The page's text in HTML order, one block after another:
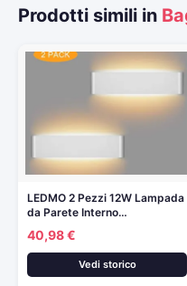
Prodotti simili in
LEDMO 2 Pezzi 12W Lampada
da Parete Interno…
40,98 €
Vedi storico